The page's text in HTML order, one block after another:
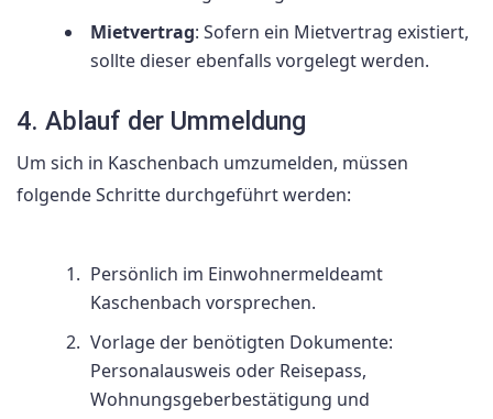
Mietvertrag: Sofern ein Mietvertrag existiert,
sollte dieser ebenfalls vorgelegt werden.
4. Ablauf der Ummeldung
Um sich in Kaschenbach umzumelden, müssen
folgende Schritte durchgeführt werden:
Persönlich im Einwohnermeldeamt
Kaschenbach vorsprechen.
Vorlage der benötigten Dokumente:
Personalausweis oder Reisepass,
Wohnungsgeberbestätigung und